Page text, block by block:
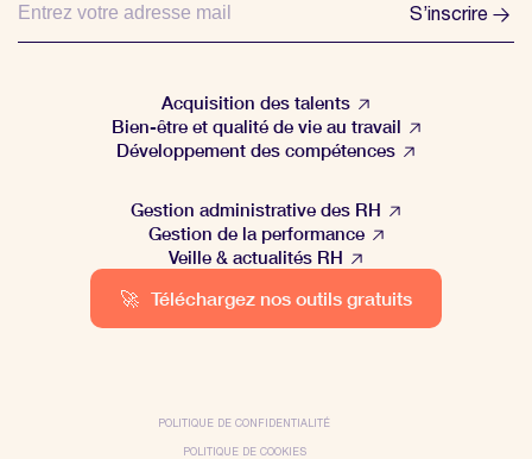
S’inscrire
Acquisition des talents
Bien-être et qualité de vie au travail
Développement des compétences
Gestion administrative des RH
Gestion de la performance
Veille & actualités RH
🚀 Téléchargez nos outils gratuits
POLITIQUE DE CONFIDENTIALITÉ
POLITIQUE DE COOKIES